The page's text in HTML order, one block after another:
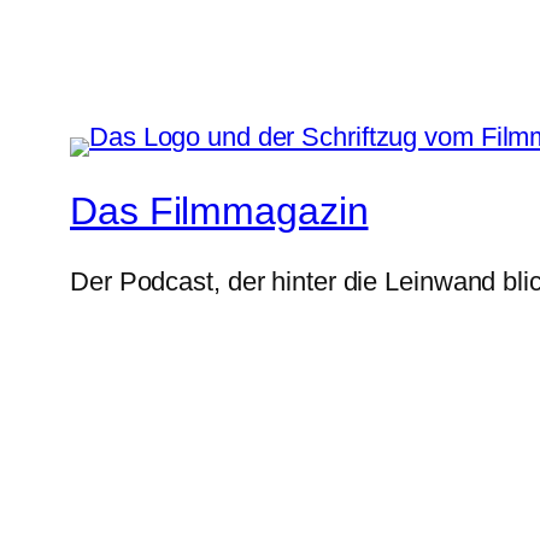
Das Filmmagazin
Der Podcast, der hinter die Leinwand